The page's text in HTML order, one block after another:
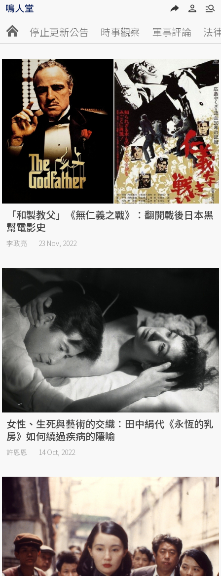
停止更新公告 時事觀察 軍事評論 法
「和製教父」《無仁義之戰》：翻開戰後日本黑
幫電影史
李政亮 23 Nov, 2022
女性、生死與藝術的交織：田中絹代《永恆的乳
房》如何繞過疾病的隱喻
許恩恩 14 Oct, 2022